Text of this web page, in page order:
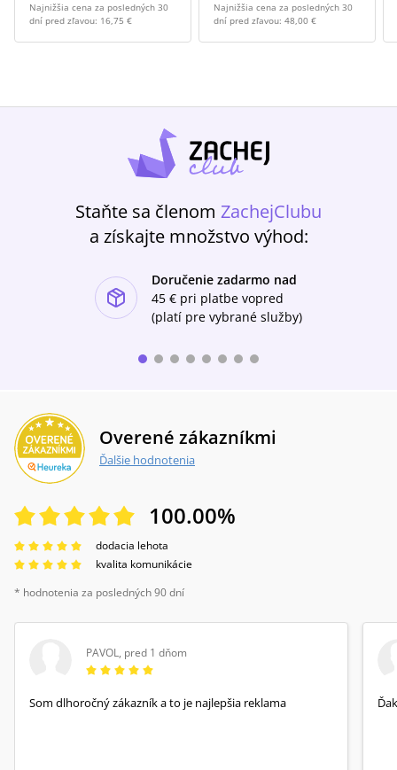
Najnižšia cena za posledných 30
dní pred zľavou: 16,75 €
Najnižšia cena za posledných 30
dní pred zľavou: 48,00 €
Staňte sa členom ZachejClubu
a získajte množstvo výhod:
Doručenie zadarmo nad
45 € pri platbe vopred
(platí pre vybrané služby)
Overené zákazníkmi
Ďalšie hodnotenia
100.00%
dodacia lehota
kvalita komunikácie
* hodnotenia za posledných 90 dní
PAVOL, pred 1 dňom
Som dlhoročný zákazník a to je najlepšia reklama